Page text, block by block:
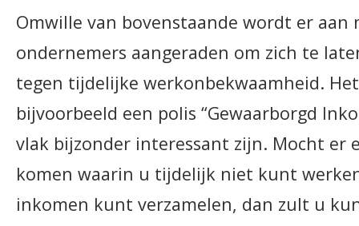
Omwille van bovenstaande wordt er aan
ondernemers aangeraden om zich te
tegen tijdelijke werkonbekwaamheid.
bijvoorbeeld een polis “Gewaarborgd
vlak bijzonder interessant zijn. Mocht er
komen waarin u tijdelijk niet kunt
inkomen kunt verzamelen, dan zult u